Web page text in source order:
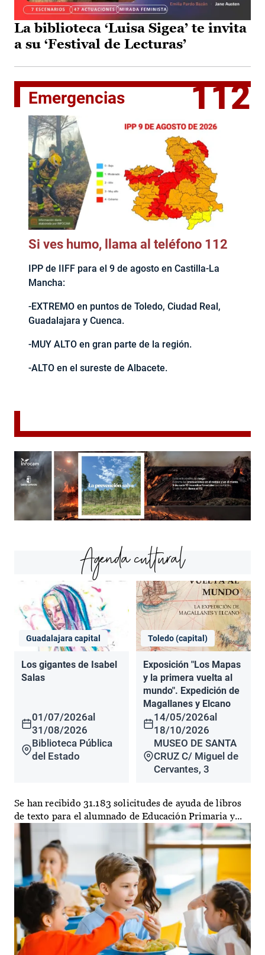
La biblioteca ‘Luisa Sigea’ te invita
a su ‘Festival de Lecturas’
Emergencias 112
Si ves humo, llama al teléfono 112
IPP de IIFF para el 9 de agosto en Castilla-La
Mancha:
-EXTREMO en puntos de Toledo, Ciudad Real,
Guadalajara y Cuenca.
-MUY ALTO en gran parte de la región.
-ALTO en el sureste de Albacete.
Agenda cultural
Guadalajara capital
Los gigantes de Isabel
Salas
01/07/2026al
31/08/2026
Biblioteca Pública
del Estado
Toledo (capital)
Exposición "Los Mapas
y la primera vuelta al
mundo". Expedición de
Magallanes y Elcano
14/05/2026al
18/10/2026
MUSEO DE SANTA
CRUZ C/ Miguel de
Cervantes, 3
Se han recibido 31.183 solicitudes de ayuda de libros
de texto para el alumnado de Educación Primaria y...